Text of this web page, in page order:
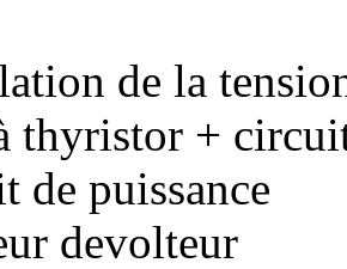
de la
thyristor +
de puissance
devolteur